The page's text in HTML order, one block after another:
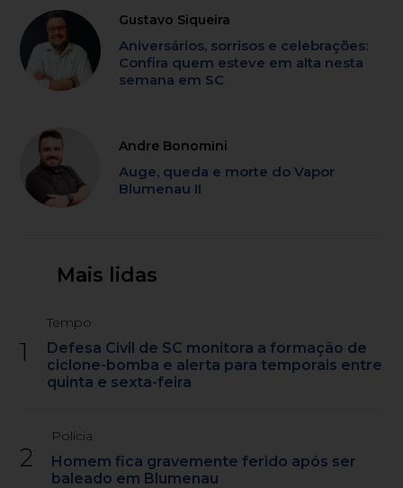
Gustavo Siqueira
Aniversários, sorrisos e celebrações:
Confira quem esteve em alta nesta
semana em SC
Andre Bonomini
Auge, queda e morte do Vapor
Blumenau II
Mais lidas
1
Tempo
Defesa Civil de SC monitora a formação de
ciclone-bomba e alerta para temporais entre
quinta e sexta-feira
2
Polícia
Homem fica gravemente ferido após ser
baleado em Blumenau